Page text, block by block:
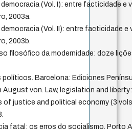
democracia (Vol. I): entre facticidade e
2003a.
democracia (Vol. II): entre facticidade
2003b.
filosófico da modernidade: doze
políticos. Barcelona: Ediciones
August von. Law, legislation and
of justice and political economy (3
fatal: os erros do socialismo. Porto